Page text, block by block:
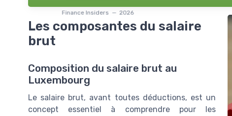
Finance Insiders — 2026
Les composantes du salaire
brut
Composition du salaire brut au
Luxembourg
Le salaire brut, avant toutes déductions, est un
concept essentiel à comprendre pour les